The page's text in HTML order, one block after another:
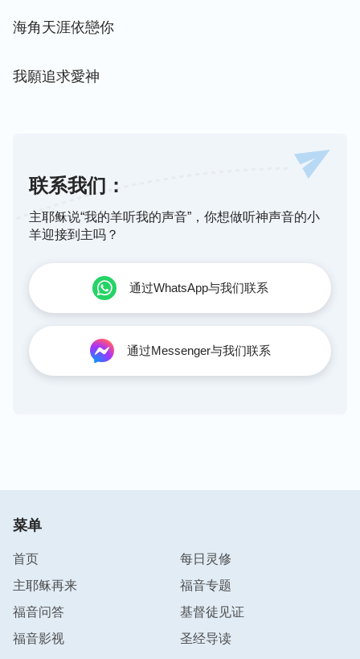
海角天涯依戀你
我願追求愛神
联系我们：
主耶稣说“我的羊听我的声音”，你想做听神声音的小
羊迎接到主吗？
通过WhatsApp与我们联系
通过Messenger与我们联系
菜单
首页
每日灵修
主耶稣再来
福音专题
福音问答
基督徒见证
福音影视
圣经导读